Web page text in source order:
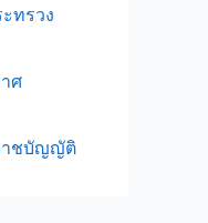
ทรวง
ศ
าชบัญญัติ